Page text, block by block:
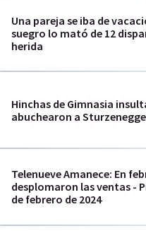
Una pareja se iba de
suegro lo mató de 12
herida
Hinchas de Gimnasia
abuchearon a
Telenueve Amanece: En
desplomaron las ventas -
de febrero de 2024